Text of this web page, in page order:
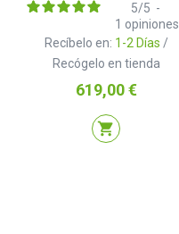
Recíbelo en: 1-2 Días /
Recógelo en tienda
5/5 -
1 opiniones
Precio
619,00 €
shopping_cart